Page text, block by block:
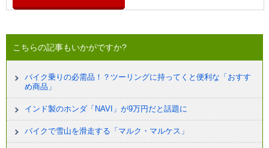
こちらの記事もいかがですか?
バイク乗りの必需品！？ツーリングに持ってくと便利な「おすす
め商品」
インド製のホンダ「NAVI」が9万円だと話題に
バイクで雪山を滑走する「マルク・マルケス」